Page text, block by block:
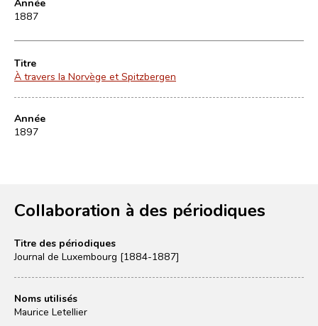
1887
Titre
À travers la Norvège et Spitzbergen
Année
1897
Collaboration à des périodiques
Titre des périodiques
Journal de Luxembourg [1884-1887]
Noms utilisés
Maurice Letellier